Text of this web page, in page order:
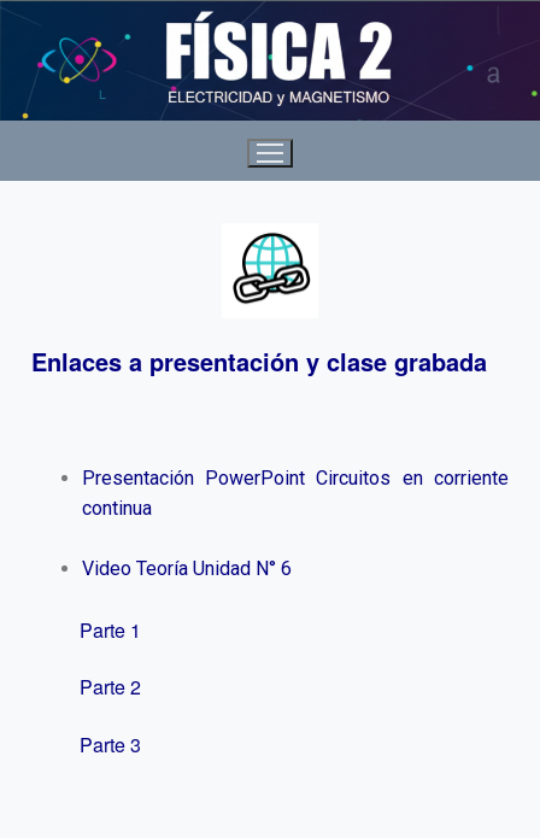
Enlaces a presentación y clase grabada
Presentación PowerPoint Circuitos en corriente
continua
Video Teoría Unidad N° 6
Parte 1
Parte 2
Parte 3